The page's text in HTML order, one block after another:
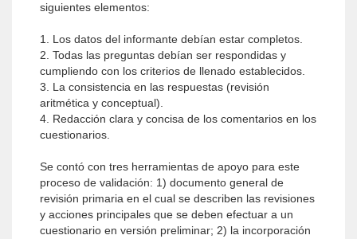
siguientes elementos:
1. Los datos del informante debían estar completos.
2. Todas las preguntas debían ser respondidas y
cumpliendo con los criterios de llenado establecidos.
3. La consistencia en las respuestas (revisión
aritmética y conceptual).
4. Redacción clara y concisa de los comentarios en los
cuestionarios.
Se contó con tres herramientas de apoyo para este
proceso de validación: 1) documento general de
revisión primaria en el cual se describen las revisiones
y acciones principales que se deben efectuar a un
cuestionario en versión preliminar; 2) la incorporación